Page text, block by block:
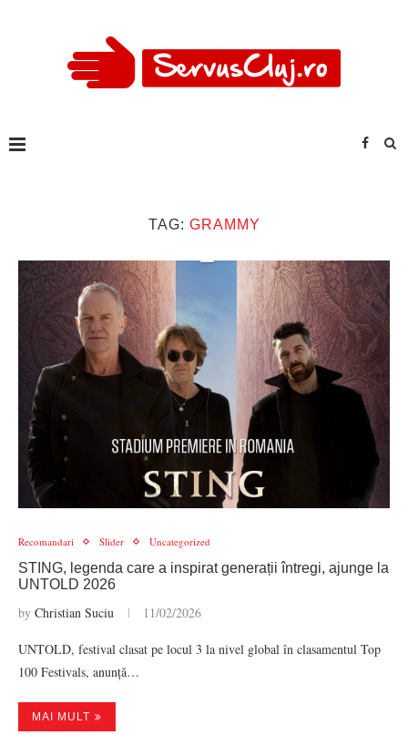
TAG: GRAMMY
Recomandari Slider Uncategorized
STING, legenda care a inspirat generații întregi, ajunge la
UNTOLD 2026
by Christian Suciu 11/02/2026
UNTOLD, festival clasat pe locul 3 la nivel global în clasamentul Top
100 Festivals, anunță…
MAI MULT